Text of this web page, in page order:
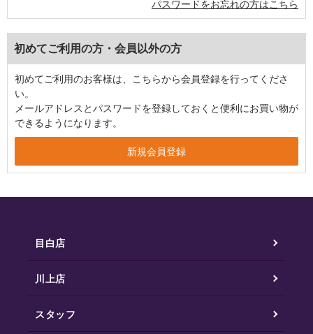
パスワードをお忘れの方はこちら
初めてご利用の方・会員以外の方
初めてご利用のお客様は、こちらから会員登録を行ってくださ
い。
メールアドレスとパスワードを登録しておくと便利にお買い物が
できるようになります。
目白店
川上店
スタッフ